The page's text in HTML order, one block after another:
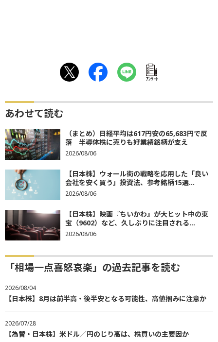
ｱﾝｹｰﾄ
あわせて読む
（まとめ）日経平均は617円安の65,683円で反
落 半導体株に売りも好業績銘柄が支え
2026/08/06
【日本株】ウォール街の戦略を応用した「良い
会社を安く買う」投資法、参考銘柄15選...
2026/08/06
【日本株】映画『ちいかわ』が大ヒット中の東
宝（9602）など、久しぶりに注目される...
2026/08/06
「相場一点喜怒哀楽」の過去記事を読む
2026/08/04
【日本株】8月は前半高・後半安となる可能性、高値掴みに注意か
2026/07/28
【為替・日本株】米ドル／円のじり高は、株買いの主要因か